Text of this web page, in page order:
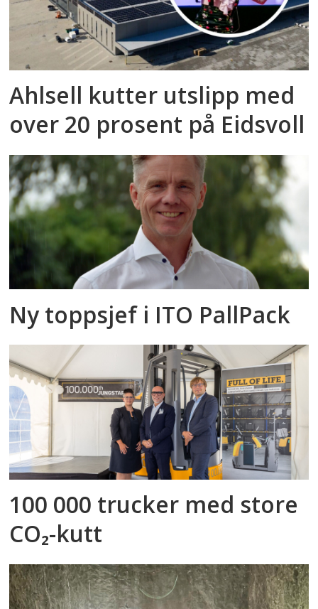
Ahlsell kutter utslipp med
over 20 prosent på Eidsvoll
Ny toppsjef i ITO PallPack
100 000 trucker med store
CO₂-kutt